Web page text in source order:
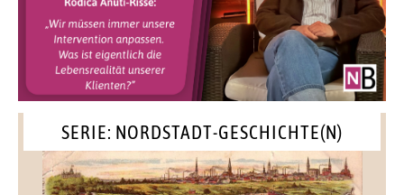
SERIE: NORDSTADT-GESCHICHTE(N)